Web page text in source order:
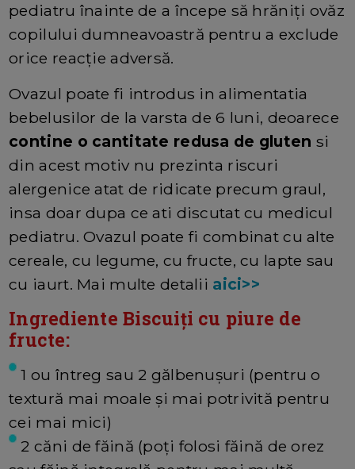
pediatru înainte de a începe să hrăniți ovăz
copilului dumneavoastră pentru a exclude
orice reacție adversă.
Ovazul poate fi introdus in alimentatia
bebelusilor de la varsta de 6 luni, deoarece
contine o cantitate redusa de gluten si
din acest motiv nu prezinta riscuri
alergenice atat de ridicate precum graul,
insa doar dupa ce ati discutat cu medicul
pediatru. Ovazul poate fi combinat cu alte
cereale, cu legume, cu fructe, cu lapte sau
cu iaurt. Mai multe detalii aici>>
Ingrediente Biscuiți cu piure de
fructe:
1 ou întreg sau 2 gălbenușuri (pentru o
textură mai moale și mai potrivită pentru
cei mai mici)
2 căni de făină (poți folosi făină de orez